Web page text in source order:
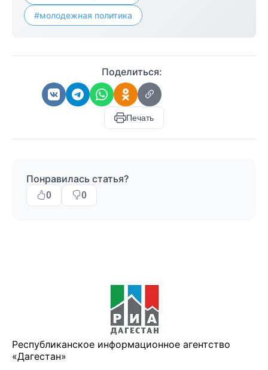
#молодежная политика
Поделиться:
Печать
Понравилась статья?
0 0
Республиканское информационное агентство
«Дагестан»